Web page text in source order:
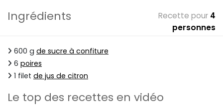
Ingrédients Recette pour 4
personnes
600 g de sucre à confiture
6 poires
1 filet de jus de citron
Le top des recettes en vidéo